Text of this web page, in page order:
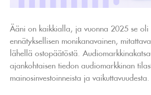
Ääni on kaikkialla, ja vuonna 2025 se oli
ennätyksellisen monikanavainen,
lähellä ostopäätöstä.
ajankohtaisen tiedon audiomarkkinan
mainosinvestoinneista ja vaikuttavuudesta.